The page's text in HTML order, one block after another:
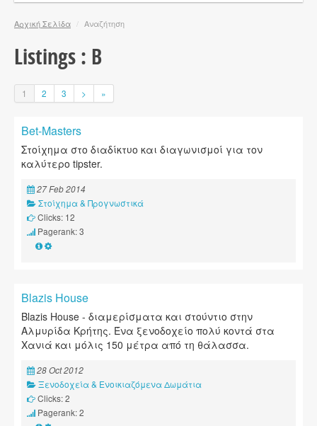
Αρχική Σελίδα / Αναζήτηση
Listings : B
1 2 3 > »
Bet-Masters
Στοίχημα στο διαδίκτυο και διαγωνισμοί για τον
καλύτερο tipster.
27 Feb 2014
Στοίχημα & Προγνωστικά
Clicks: 12
Pagerank: 3
Blazis House
Blazis House - διαμερίσματα και στούντιο στην
Αλμυρίδα Κρήτης. Ένα ξενοδοχείο πολύ κοντά στα
Χανιά και μόλις 150 μέτρα από τη θάλασσα.
28 Oct 2012
Ξενοδοχεία & Ενοικιαζόμενα Δωμάτια
Clicks: 2
Pagerank: 2